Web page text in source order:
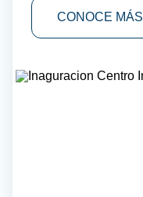
CONOCE MÁS